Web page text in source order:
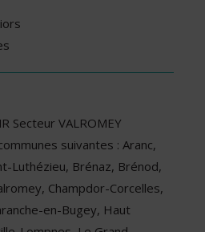
Secteur VALROMEY
suivantes : Aranc,
Luthézieu, Brénaz, Brénod,
Champdor-Corcelles,
en-Bugey, Haut